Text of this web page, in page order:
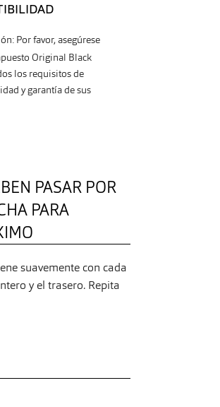
Por favor, asegúrese
Original Black
los requisitos de
y garantía de sus
PASAR POR
PARA
suavemente con cada
y el trasero. Repita